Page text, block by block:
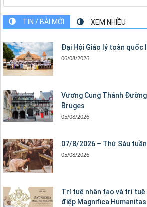
TIN / BÀI MỚI XEM NHIỀU
Đại Hội Giáo lý toàn quốc
06/08/2026
Vương Cung Thánh
Bruges
05/08/2026
07/8/2026 – Thứ Sáu
05/08/2026
Trí tuệ nhân tạo và trí
điệp Magnifica Humanitas